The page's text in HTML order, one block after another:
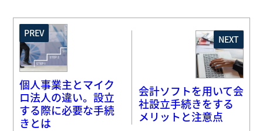
PREV
個人事業主とマイク
ロ法人の違い。設立
する際に必要な手続
きとは
NEXT
会計ソフトを用いて会
社設立手続きをする
メリットと注意点